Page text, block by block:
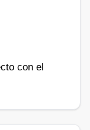
con el